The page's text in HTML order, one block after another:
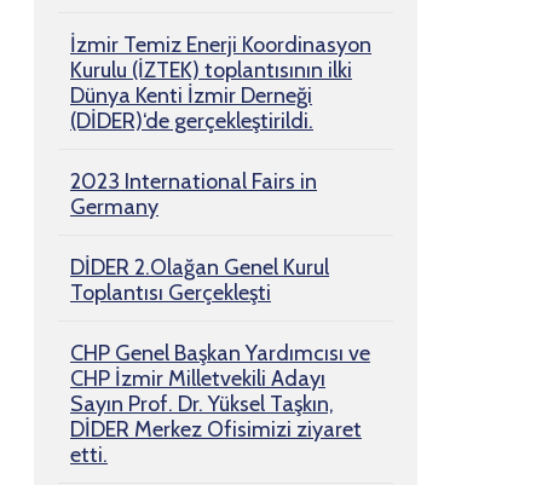
İzmir Temiz Enerji Koordinasyon
Kurulu (İZTEK) toplantısının ilki
Dünya Kenti İzmir Derneği
(DİDER)‘de gerçekleştirildi.
2023 International Fairs in
Germany
DİDER 2.Olağan Genel Kurul
Toplantısı Gerçekleşti
CHP Genel Başkan Yardımcısı ve
CHP İzmir Milletvekili Adayı
Sayın Prof. Dr. Yüksel Taşkın,
DİDER Merkez Ofisimizi ziyaret
etti.